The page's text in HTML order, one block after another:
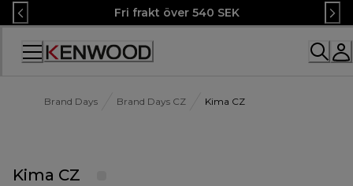
Skip
to
Content
Fri frakt över 540 SEK
Accessibility
Brand Days Brand Days CZ Kima CZ
Kima CZ